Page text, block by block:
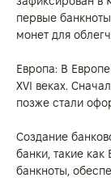
первые
монет для
Европа: В
XVI веках.
позже стали
Создание
банки, такие
банкноты,